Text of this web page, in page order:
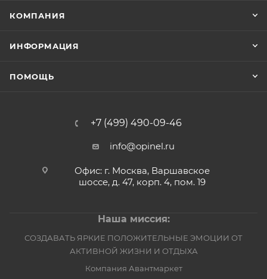
КОМПАНИЯ
ИНФОРМАЦИЯ
ПОМОЩЬ
+7 (499) 490-09-46
info@opinel.ru
Офис: г. Москва, Варшавское
шоссе, д. 47, корп. 4, пом. 19
Наша миссия:
СОЗДАВАТЬ ЯРКИЕ ПОЛОЖИТЕЛЬНЫЕ ЭМОЦИИ ОТ
АКТИВНОЙ ЖИЗНИ И ОТДЫХА
Компания Авантмаркет